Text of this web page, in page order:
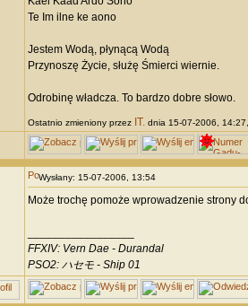
Te Im ilne ke aono
Jestem Wodą, płynącą Wodą
Przynoszę Życie, służę Śmierci wiernie.
Odrobinę władcza. To bardzo dobre słowo.
Ostatnio zmieniony przez IT. dnia 15-07-2006,
Wysłany: 15-07-2006, 13:54
Może trochę pomoże wprowadzenie strony
FFXIV: Vern Dae - Durandal
PSO2: ハセモ - Ship 01